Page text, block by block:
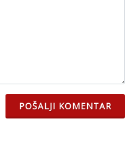
POŠALJI KOMENTAR